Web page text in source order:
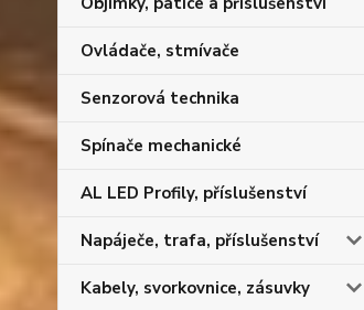
Ovládače, stmívače
Senzorová technika
Spínače mechanické
AL LED Profily, příslušenství
Napáječe, trafa, příslušenství
Kabely, svorkovnice, zásuvky